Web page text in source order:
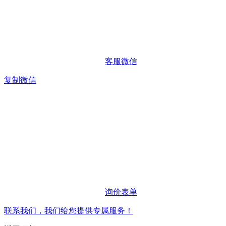
客服微信
复制微信
询价表单
联系我们，我们给您提供专属服务！